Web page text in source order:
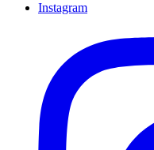
Instagram